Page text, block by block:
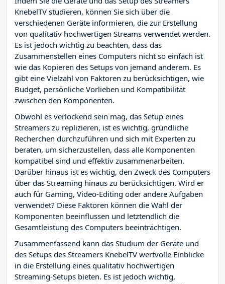
KnebelTV studieren, können Sie sich über die
verschiedenen Geräte informieren, die zur Erstellung
von qualitativ hochwertigen Streams verwendet werden.
Es ist jedoch wichtig zu beachten, dass das
Zusammenstellen eines Computers nicht so einfach ist
wie das Kopieren des Setups von jemand anderem. Es
gibt eine Vielzahl von Faktoren zu berücksichtigen, wie
Budget, persönliche Vorlieben und Kompatibilität
zwischen den Komponenten.
Obwohl es verlockend sein mag, das Setup eines
Streamers zu replizieren, ist es wichtig, gründliche
Recherchen durchzuführen und sich mit Experten zu
beraten, um sicherzustellen, dass alle Komponenten
kompatibel sind und effektiv zusammenarbeiten.
Darüber hinaus ist es wichtig, den Zweck des Computers
über das Streaming hinaus zu berücksichtigen. Wird er
auch für Gaming, Video-Editing oder andere Aufgaben
verwendet? Diese Faktoren können die Wahl der
Komponenten beeinflussen und letztendlich die
Gesamtleistung des Computers beeinträchtigen.
Zusammenfassend kann das Studium der Geräte und
des Setups des Streamers KnebelTV wertvolle Einblicke
in die Erstellung eines qualitativ hochwertigen
Streaming-Setups bieten. Es ist jedoch wichtig,